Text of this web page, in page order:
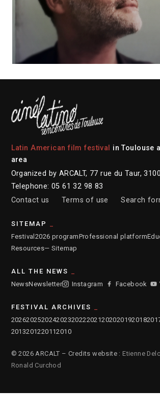
Latin American film festival
in Toulouse
area
Organized by ARCALT, 77 rue du Taur,
Telephone: 05 61 32 98 83
Contact us
Terms of use Search
SITEMAP
Festival 2026 programProfessional platform
Resources— Sitemap
ALL THE NEWS
NewsNewsletter Instagram Facebook
FESTIVAL ARCHIVES
202620252024202320222021202020192018
2013201220112010
© 2026 ARCALT – Credits website : Etienne
Ronald Curchod